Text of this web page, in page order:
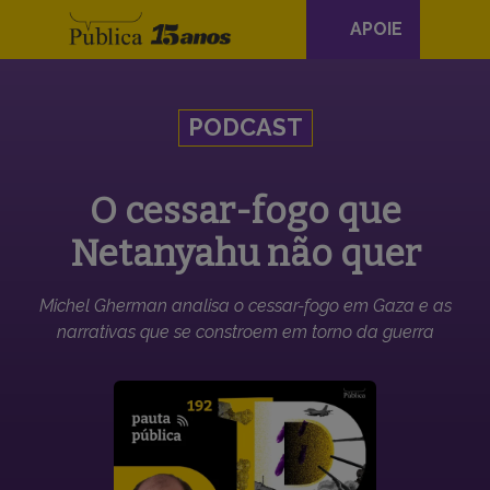
Navegação
principal
APOIE
PODCAST
O cessar-fogo que
Netanyahu não quer
Michel Gherman analisa o cessar-fogo em Gaza e as
narrativas que se constroem em torno da guerra